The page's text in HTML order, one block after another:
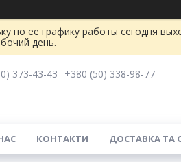
по ее графику работы сегодня
день.
373-43-43
+380 (50) 338-98-77
КОНТАКТИ ДОСТАВКА ТА